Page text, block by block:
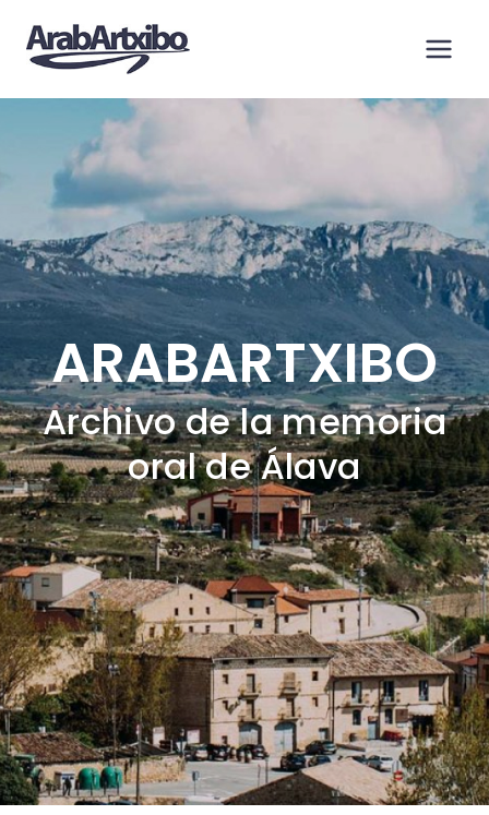
contenido
ARABARTXIBO
Archivo de la memoria
oral de Álava